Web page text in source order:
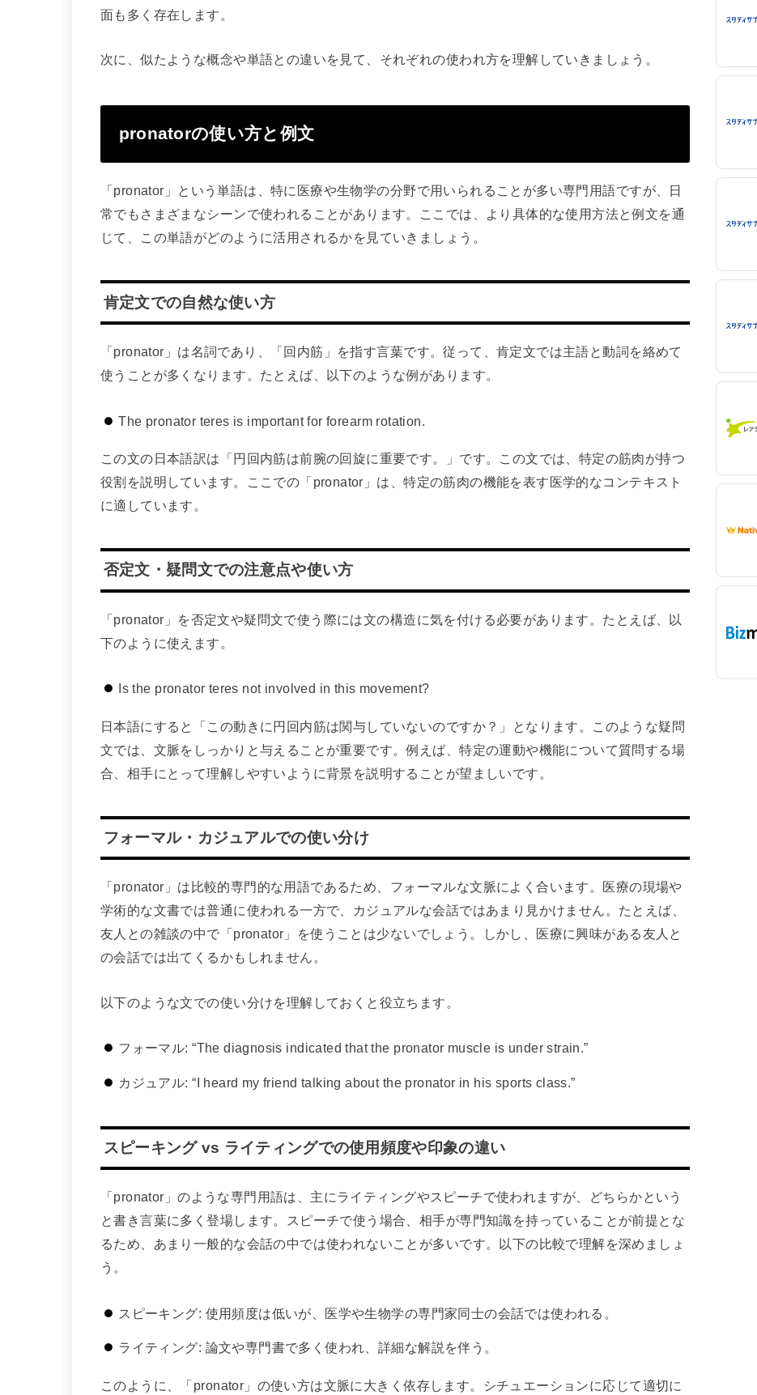
面も多く存在します。
次に、似たような概念や単語との違いを見て、それぞれの使われ方を理解していきましょう。
pronatorの使い方と例文
「pronator」という単語は、特に医療や生物学の分野で用いられることが多い専門用語ですが、日
常でもさまざまなシーンで使われることがあります。ここでは、より具体的な使用方法と例文を通
じて、この単語がどのように活用されるかを見ていきましょう。
肯定文での自然な使い方
「pronator」は名詞であり、「回内筋」を指す言葉です。従って、肯定文では主語と動詞を絡めて
使うことが多くなります。たとえば、以下のような例があります。
The pronator teres is important for forearm rotation.
この文の日本語訳は「円回内筋は前腕の回旋に重要です。」です。この文では、特定の筋肉が持つ
役割を説明しています。ここでの「pronator」は、特定の筋肉の機能を表す医学的なコンテキスト
に適しています。
否定文・疑問文での注意点や使い方
「pronator」を否定文や疑問文で使う際には文の構造に気を付ける必要があります。たとえば、以
下のように使えます。
Is the pronator teres not involved in this movement?
日本語にすると「この動きに円回内筋は関与していないのですか？」となります。このような疑問
文では、文脈をしっかりと与えることが重要です。例えば、特定の運動や機能について質問する場
合、相手にとって理解しやすいように背景を説明することが望ましいです。
フォーマル・カジュアルでの使い分け
「pronator」は比較的専門的な用語であるため、フォーマルな文脈によく合います。医療の現場や
学術的な文書では普通に使われる一方で、カジュアルな会話ではあまり見かけません。たとえば、
友人との雑談の中で「pronator」を使うことは少ないでしょう。しかし、医療に興味がある友人と
の会話では出てくるかもしれません。
以下のような文での使い分けを理解しておくと役立ちます。
フォーマル: “The diagnosis indicated that the pronator muscle is under strain.”
カジュアル: “I heard my friend talking about the pronator in his sports class.”
スピーキング vs ライティングでの使用頻度や印象の違い
「pronator」のような専門用語は、主にライティングやスピーチで使われますが、どちらかという
と書き言葉に多く登場します。スピーチで使う場合、相手が専門知識を持っていることが前提とな
るため、あまり一般的な会話の中では使われないことが多いです。以下の比較で理解を深めましょ
う。
スピーキング: 使用頻度は低いが、医学や生物学の専門家同士の会話では使われる。
ライティング: 論文や専門書で多く使われ、詳細な解説を伴う。
このように、「pronator」の使い方は文脈に大きく依存します。シチュエーションに応じて適切に